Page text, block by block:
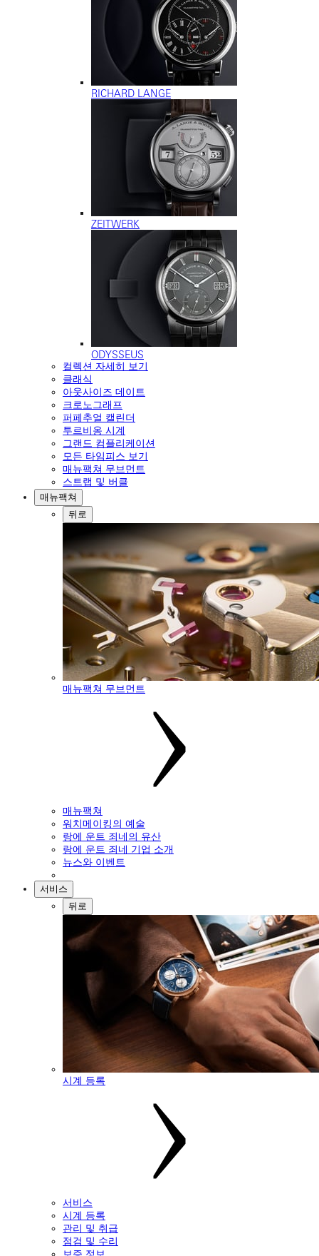
RICHARD LANGE
ZEITWERK
ODYSSEUS
컬렉션 자세히 보기
클래식
아웃사이즈 데이트
크로노그래프
퍼페추얼 캘린더
투르비옹 시계
그랜드 컴플리케이션
모든 타임피스 보기
매뉴팩쳐 무브먼트
스트랩 및 버클
매뉴팩쳐
뒤로
매뉴팩쳐 무브먼트
매뉴팩쳐
워치메이킹의 예술
랑에 운트 죄네의 유산
랑에 운트 죄네 기업 소개
뉴스와 이벤트
서비스
뒤로
시계 등록
서비스
시계 등록
관리 및 취급
점검 및 수리